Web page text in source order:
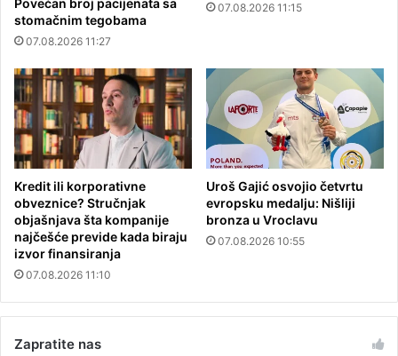
stomačnim tegobama
07.08.2026 11:27
07.08.2026 11:15
Kredit ili korporativne
obveznice? Stručnjak
objašnjava šta kompanije
najčešće previde kada biraju
izvor finansiranja
07.08.2026 11:10
Uroš Gajić osvojio četvrtu
evropsku medalju: Nišliji
bronza u Vroclavu
07.08.2026 10:55
Zapratite nas